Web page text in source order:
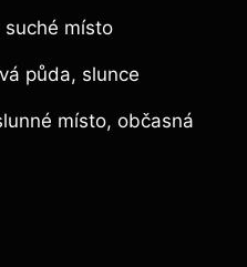
suché místo
půda, slunce
místo, občasná